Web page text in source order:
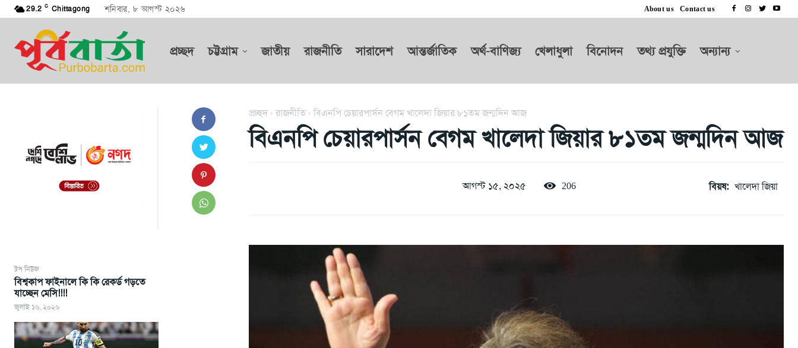
29.2 C Chittagong শনিবার, ৮ আগস্ট ২০২৬ About us Contact us
প্রচ্ছদ চট্টগ্রাম জাতীয় রাজনীতি সারাদেশ আন্তর্জাতিক অর্থ-বাণিজ্য খেলাধুলা বিনোদন তথ্য প্রযুক্তি অন্যান্য
টপ নিউজ
বিশ্বকাপ ফাইনালে কি কি রেকর্ড গড়তে
যাচ্ছেন মেসি!!!!
জুলাই ১৬, ২০২৬
প্রচ্ছদ রাজনীতি বিএনপি চেয়ারপার্সন বেগম খালেদা জিয়ার ৮১তম জন্মদিন আজ
বিএনপি চেয়ারপার্সন বেগম খালেদা জিয়ার ৮১তম জন্মদিন আজ
আগস্ট ১৫, ২০২৫ 206 বিয়ষ: খালেদা জিয়া